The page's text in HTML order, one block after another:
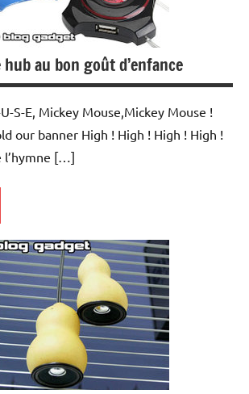
hub au bon goût d’enfance
S-E, Mickey Mouse,Mickey Mouse !
our banner High ! High ! High ! High !
l’hymne […]